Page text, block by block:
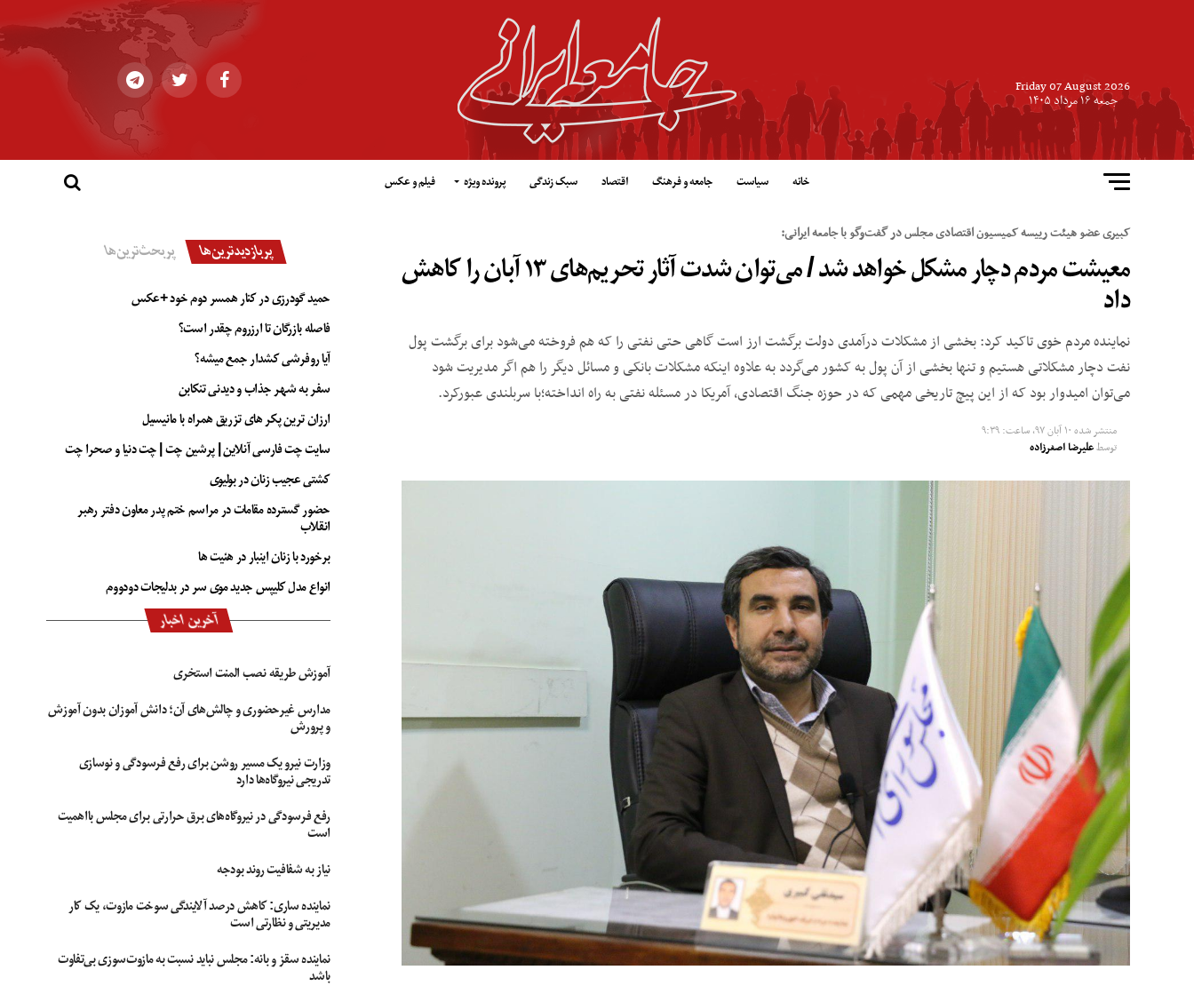
Friday 07 August 2026
جمعه ۱۶ مرداد ۱۴۰۵
خانه سیاست جامعه و فرهنگ اقتصاد سبک زندگی پرونده ویژه فیلم و عکس
کبیری عضو هیئت رییسه کمیسیون اقتصادی مجلس در گفت‌وگو با جامعه ایرانی:
معیشت مردم دچار مشکل خواهد شد / می‌توان شدت آثار تحریم‌های ۱۳ آبان را کاهش
داد
نماینده مردم خوی تاکید کرد: بخشی از مشکلات درآمدی دولت برگشت ارز است گاهی حتی نفتی را که هم فروخته می‌شود برای برگشت پول
نفت دچار مشکلاتی هستیم و تنها بخشی از آن پول به کشور می‌گردد به علاوه اینکه مشکلات بانکی و مسائل دیگر را هم اگر مدیریت شود
می‌توان امیدوار بود که از این پیچ تاریخی مهمی که در حوزه جنگ اقتصادی، آمریکا در مسئله نفتی به راه انداخته؛با سربلندی عبورکرد.
منتشر شده ۱۰ آبان ۹۷, ساعت: ۹:۳۹
توسطعلیرضا اصغرزاده
پربازدیدترین‌ها پربحث‌ترین‌ها
حمید گودرزی در کنار همسر دوم خود +عکس
فاصله بازرگان تا ارزروم چقدر است؟
آیا روفرشی کشدار جمع میشه؟
سفر به شهر جذاب و دیدنی تنکابن
ارزان ترین پکر های تزریق همراه با مانیسیل
سایت چت فارسی آنلاین | پرشین چت | چت دنیا و صحرا چت
کشتی عجیب زنان در بولیوی
حضور گسترده مقامات در مراسم ختم پدر معاون دفتر رهبر
انقلاب
برخورد با زنان اینبار در هئیت ها
انواع مدل کلیپس جدید موی سر در بدلیجات دودووم
آخرین اخبار
آموزش طریقه نصب المنت استخری
مدارس غیرحضوری و چالش‌های آن؛ دانش آموزان بدون آموزش
و پرورش
وزارت نیرو یک مسیر روشن برای رفع فرسودگی و نوسازی
تدریجی نیروگاه‌ها دارد
رفع فرسودگی در نیروگاه‌های برق حرارتی برای مجلس بااهمیت
است
نیاز به شفافیت روند بودجه
نماینده ساری: کاهش درصد آلایندگی سوخت مازوت، یک کار
مدیریتی و نظارتی است
نماینده سقز و بانه: مجلس نباید نسبت به مازوت‌سوزی بی‌تفاوت
باشد